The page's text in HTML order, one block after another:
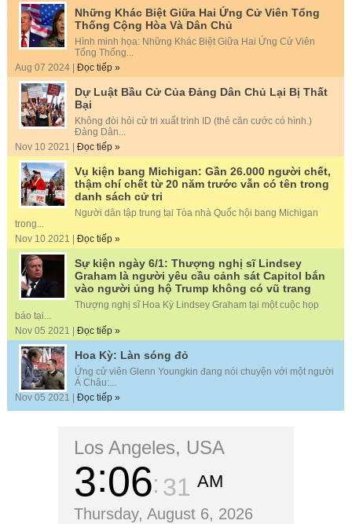
Những Khác Biệt Giữa Hai Ứng Cử Viên Tổng
Thống Cộng Hòa Và Dân Chủ
Hình minh họa: Những Khác Biệt Giữa Hai Ứng Cử Viên
Tổng Thống...
Aug 07 2024 | Đọc tiếp »
Dự Luật Bầu Cử Của Đảng Dân Chủ Lại Bị Thất
Bại
Không đòi hỏi cử tri xuất trình ID (thẻ căn cước có hình.)
Đảng Dân...
Nov 10 2021 | Đọc tiếp »
Vụ kiện bang Michigan: Gần 26.000 người chết,
thậm chí chết từ 20 năm trước vẫn có tên trong
danh sách cử tri
Người dân tập trung tại Tòa nhà Quốc hội bang Michigan
trong...
Nov 10 2021 | Đọc tiếp »
Sự kiện ngày 6/1: Thượng nghị sĩ Lindsey
Graham là người yêu cầu cảnh sát Capitol bắn
vào người ủng hộ Trump không có vũ trang
Thượng nghị sĩ Hoa Kỳ Lindsey Graham tại một cuộc họp
báo tại...
Nov 05 2021 | Đọc tiếp »
Hoa Kỳ: Làn sóng đỏ
Ứng cử viên Glenn Youngkin đang nói chuyện với một người
Á Châu:...
Nov 05 2021 | Đọc tiếp »
Los Angeles, USA
3 06 32 AM
Thursday, August 6, 2026